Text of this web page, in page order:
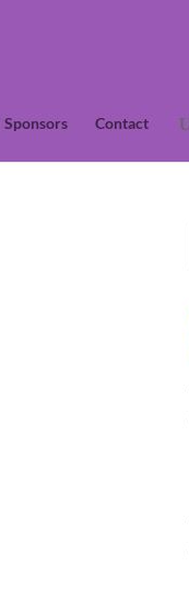
Sponsors Contact